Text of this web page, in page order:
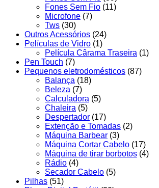
Fones Sem Fio (11)
Microfone (7)
Tws (30)
Outros Acessórios (24)
Películas de Vidro (1)
Película Cârama Traseira (1)
Pen Touch (7)
Pequenos eletrodomésticos (87)
Balança (18)
Beleza (7)
Calculadora (5)
Chaleira (5)
Despertador (17)
Extenção e Tomadas (2)
Máquina Barbear (3)
Máquina Cortar Cabelo (17)
Máquina de tirar borbotos (4)
Rádio (4)
Secador Cabelo (5)
Pilhas (51)